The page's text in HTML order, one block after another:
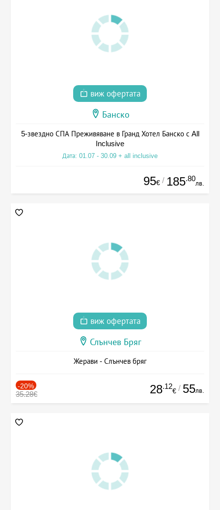
виж офертата
Банско
5-звездно СПА Преживяване в Гранд Хотел Банско с All
Inclusive
Дата: 01.07 - 30.09 + all inclusive
95€ / 185.80
лв.
виж офертата
Слънчев Бряг
Жерави - Слънчев бряг
-20%
35.28€ 28.12
€ / 55лв.